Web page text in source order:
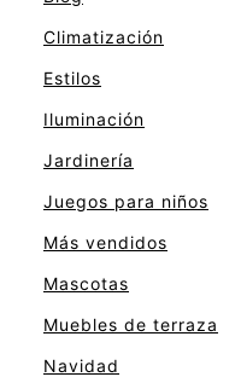
Climatización
Estilos
Iluminación
Jardinería
Juegos para niños
Más vendidos
Mascotas
Muebles de terraza
Navidad